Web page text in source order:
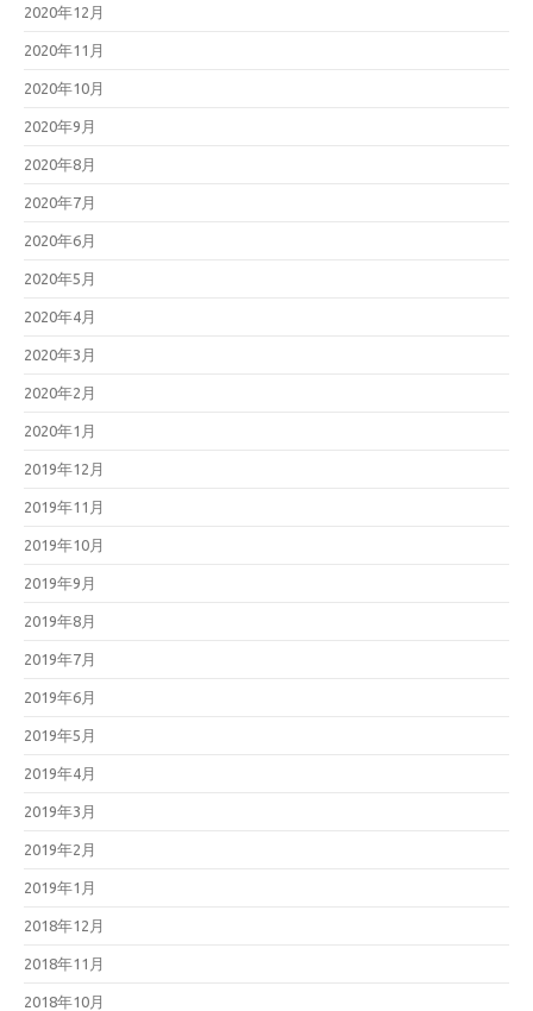
2020年12月
2020年11月
2020年10月
2020年9月
2020年8月
2020年7月
2020年6月
2020年5月
2020年4月
2020年3月
2020年2月
2020年1月
2019年12月
2019年11月
2019年10月
2019年9月
2019年8月
2019年7月
2019年6月
2019年5月
2019年4月
2019年3月
2019年2月
2019年1月
2018年12月
2018年11月
2018年10月